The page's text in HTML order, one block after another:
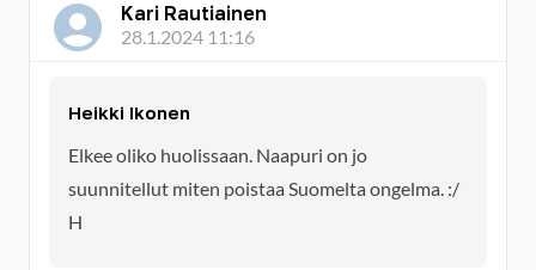
Kari Rautiainen
28.1.2024 11:16
Heikki Ikonen
Elkee oliko huolissaan. Naapuri on jo
suunnitellut miten poistaa Suomelta ongelma. :/
H